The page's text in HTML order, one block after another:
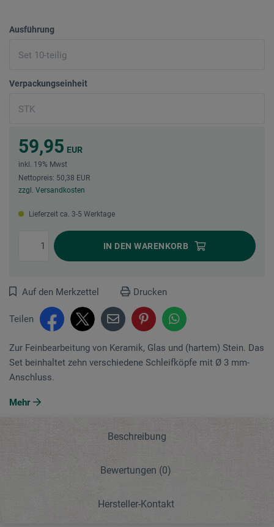
Ausführung
Verpackungseinheit
59,95 EUR
inkl. 19% Mwst
Nettopreis: 50,38 EUR
zzgl. Versandkosten
Lieferzeit ca. 3-5 Werktage
IN DEN WARENKORB
Auf den Merkzettel Drucken
Teilen
Zur Feinbearbeitung von Keramik, Glas und (hartem) Stein. Das
Set beinhaltet zehn verschiedene Schleifköpfe mit Ø 3 mm-
Anschluss.
Mehr
Beschreibung
Bewertungen (0)
Hersteller-Kontakt